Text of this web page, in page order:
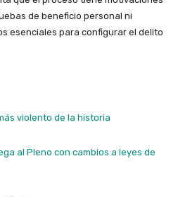
de beneficio personal ni
esenciales para configurar el delito
violento de la historia
al Pleno con cambios a leyes de